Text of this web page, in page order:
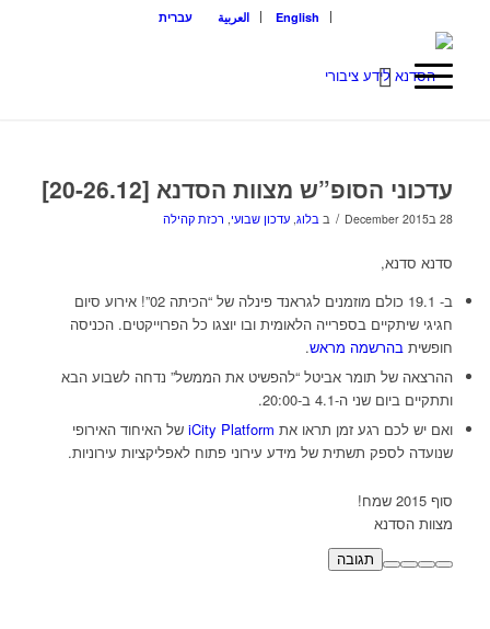
English العربية עברית
עדכוני הסופ”ש מצוות הסדנא [20-26.12]
28 בDecember 2015 / ב בלוג, עדכון שבועי, רכזת קהילה
סדנא סדנא,
ב- 19.1 כולם מוזמנים לגראנד פינלה של “הכיתה 02”! אירוע סיום
חגיגי שיתקיים בספרייה הלאומית ובו יוצגו כל הפרוייקטים. הכניסה
חופשית בהרשמה מראש.
ההרצאה של תומר אביטל “להפשיט את הממשל” נדחה לשבוע הבא
ותתקיים ביום שני ה-4.1 ב-20:00.
ואם יש לכם רגע זמן תראו את iCity Platformשל האיחוד האירופי
שנועדה לספק תשתית של מידע עירוני פתוח לאפליקציות עירוניות.
סוף 2015 שמח!
מצוות הסדנא
תגובה